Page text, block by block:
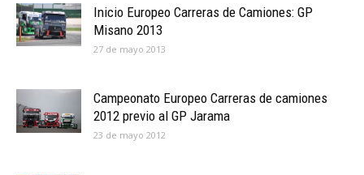
Inicio Europeo Carreras de Camiones: GP
Misano 2013
27 de mayo 2013
Campeonato Europeo Carreras de camiones
2012 previo al GP Jarama
23 de mayo 2012